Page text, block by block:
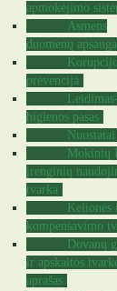
apmokėjimo
Asmens
duomenų apsauga
prevencija
Leidimas-
higienos pasas
Nuostatai
Mokinių
įrenginių
tvarka
Kelionės
kompensavimo
Dovanų
ir apskaitos
aprašas